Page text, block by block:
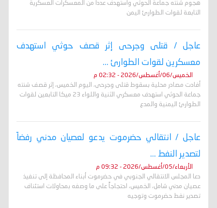
هجوم شنّته جماعة الحوثي واستهدف عدداً من المعسكرات العسكرية
التابعة لقوات الطوارئ اليمن
عاجل / قتلى وجرحى إثر قصف حوثي استهدف
معسكرين لقوات الطوارئ ...
الخميس/06/أغسطس/2026 - 02:32 م
أفادت مصادر محلية بسقوط قتلى وجرحى، اليوم الخميس، إثر قصف شنته
جماعة الحوثي استهدف معسكري الثنية واللواء 23 ميكا التابعين لقوات
الطوارئ اليمنية والمدع
عاجل / انتقالي حضرموت يدعو لعصيان مدني رفضاً
لتصدير النفط ...
الأربعاء/05/أغسطس/2026 - 09:32 م
دعا المجلس الانتقالي الجنوبي في حضرموت أبناء المحافظة إلى تنفيذ
عصيان مدني شامل، الخميس، احتجاجاً على ما وصفه بمحاولات استئناف
تصدير نفط حضرموت وتوجيه